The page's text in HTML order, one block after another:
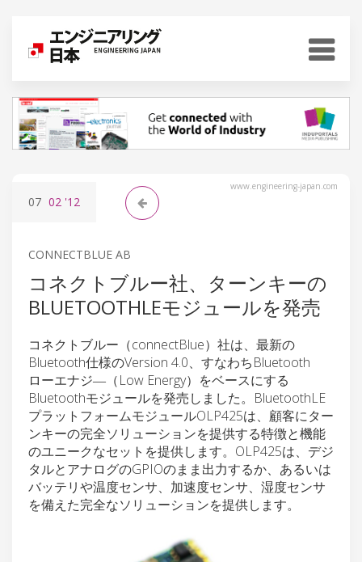
www.engineering-japan.com
07 02 '12
CONNECTBLUE AB
コネクトブルー社、ターンキーの
BLUETOOTHLEモジュールを発売
コネクトブルー（connectBlue）社は、最新の
Bluetooth仕様のVersion 4.0、すなわちBluetooth
ローエナジ―（Low Energy）をベースにする
Bluetoothモジュールを発売しました。BluetoothLE
プラットフォームモジュールOLP425は、顧客にター
ンキーの完全ソリューションを提供する特徴と機能
のユニークなセットを提供します。OLP425は、デジ
タルとアナログのGPIOのまま出力するか、あるいは
バッテリや温度センサ、加速度センサ、湿度センサ
を備えた完全なソリューションを提供します。